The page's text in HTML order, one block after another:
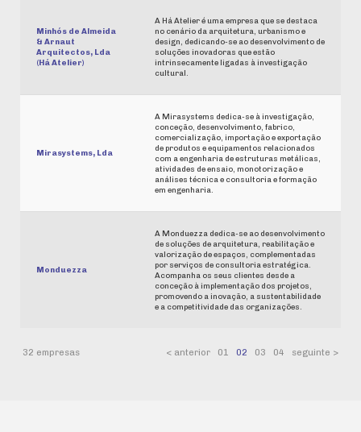
Minhós de Almeida
& Arnaut
Arquitectos, Lda
(Há Atelier)
A Há Atelier é uma empresa que se destaca
no cenário da arquitetura, urbanismo e
design, dedicando-se ao desenvolvimento de
soluções inovadoras que estão
intrinsecamente ligadas à investigação
cultural.
Mirasystems, Lda
A Mirasystems dedica-se à investigação,
conceção, desenvolvimento, fabrico,
comercialização, importação e exportação
de produtos e equipamentos relacionados
com a engenharia de estruturas metálicas,
atividades de ensaio, monotorização e
análises técnica e consultoria e formação
em engenharia.
Monduezza
A Monduezza dedica-se ao desenvolvimento
de soluções de arquitetura, reabilitação e
valorização de espaços, complementadas
por serviços de consultoria estratégica.
Acompanha os seus clientes desde a
conceção à implementação dos projetos,
promovendo a inovação, a sustentabilidade
e a competitividade das organizações.
32 empresas < anterior 01 02 03 04 seguinte >